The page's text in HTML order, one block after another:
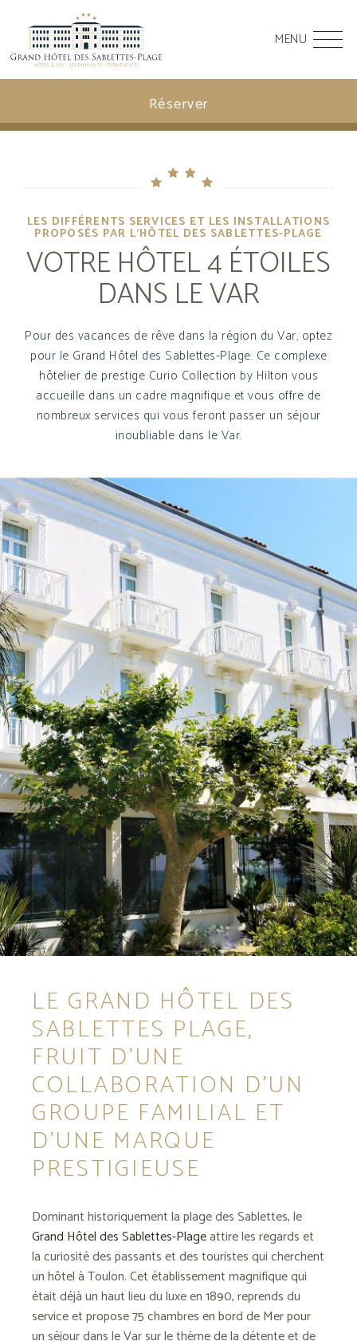
LES DIFFÉRENTS SERVICES ET LES INSTALLATIONS
PROPOSÉS PAR L’HÔTEL DES SABLETTES-PLAGE
VOTRE HÔTEL 4 ÉTOILES
DANS LE VAR
Pour des vacances de rêve dans la région du Var, optez
pour le Grand Hôtel des Sablettes-Plage. Ce complexe
hôtelier de prestige Curio Collection by Hilton vous
accueille dans un cadre magnifique et vous offre de
nombreux services qui vous feront passer un séjour
inoubliable dans le Var.
LE GRAND HÔTEL DES
SABLETTES PLAGE,
FRUIT D’UNE
COLLABORATION D’UN
GROUPE FAMILIAL ET
D’UNE MARQUE
PRESTIGIEUSE
Dominant historiquement la plage des Sablettes, le
Grand Hôtel des Sablettes-Plageattire les regards et
la curiosité des passants et des touristes qui cherchent
unhôtel à Toulon. Cet établissement magnifique qui
était déjà un haut lieu du luxe en 1890, reprends du
service et propose 75 chambres en bord de Mer pour
un séjour dans le Var sur le thème de la détente et de
MENU
Réserver